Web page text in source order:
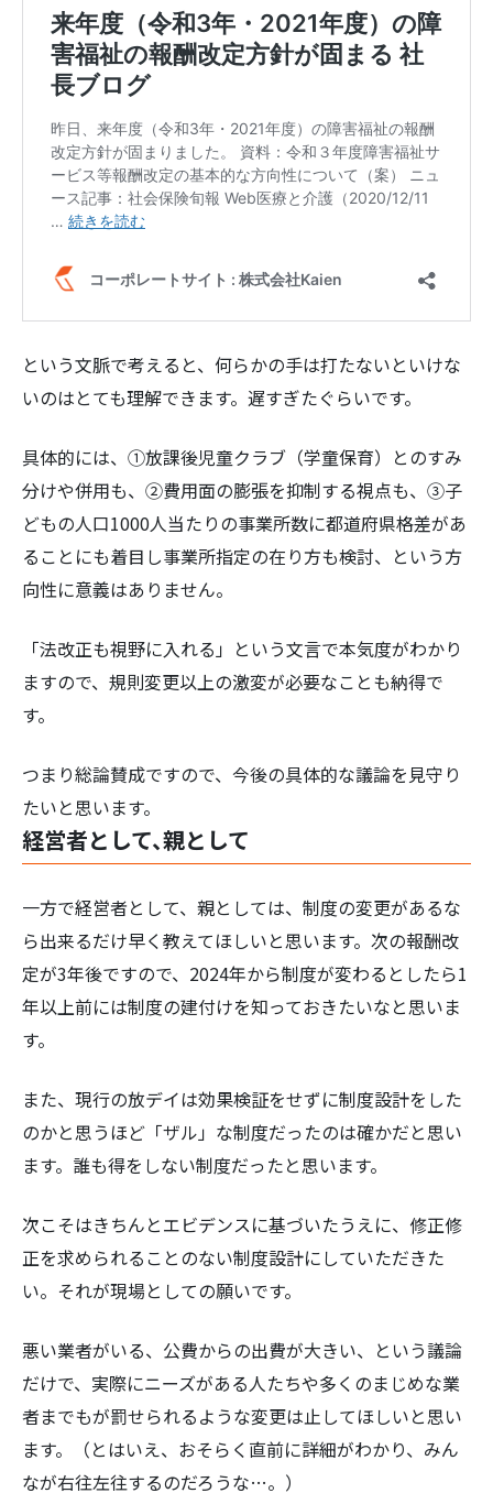
という文脈で考えると、何らかの手は打たないといけな
いのはとても理解できます。遅すぎたぐらいです。
具体的には、①放課後児童クラブ（学童保育）とのすみ
分けや併用も、②費用面の膨張を抑制する視点も、③子
どもの人口1000人当たりの事業所数に都道府県格差があ
ることにも着目し事業所指定の在り方も検討、という方
向性に意義はありません。
「法改正も視野に入れる」という文言で本気度がわかり
ますので、規則変更以上の激変が必要なことも納得で
す。
つまり総論賛成ですので、今後の具体的な議論を見守り
たいと思います。
経営者として、親として
一方で経営者として、親としては、制度の変更があるな
ら出来るだけ早く教えてほしいと思います。次の報酬改
定が3年後ですので、2024年から制度が変わるとしたら1
年以上前には制度の建付けを知っておきたいなと思いま
す。
また、現行の放デイは効果検証をせずに制度設計をした
のかと思うほど「ザル」な制度だったのは確かだと思い
ます。誰も得をしない制度だったと思います。
次こそはきちんとエビデンスに基づいたうえに、修正修
正を求められることのない制度設計にしていただきた
い。それが現場としての願いです。
悪い業者がいる、公費からの出費が大きい、という議論
だけで、実際にニーズがある人たちや多くのまじめな業
者までもが罰せられるような変更は止してほしいと思い
ます。（とはいえ、おそらく直前に詳細がわかり、みん
なが右往左往するのだろうな…。）